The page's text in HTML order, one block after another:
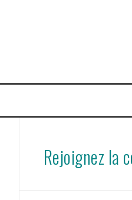
Rejoignez la